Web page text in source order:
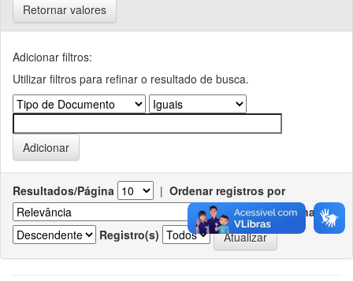
Retornar valores
Adicionar filtros:
Utilizar filtros para refinar o resultado de busca.
Resultados/Página | Ordenar registros por
Ordenar
Registro(s)